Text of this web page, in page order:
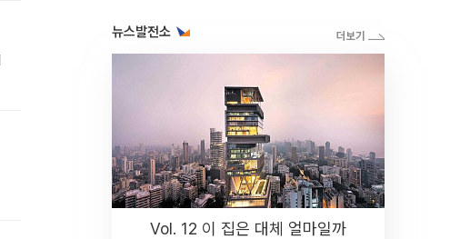
뉴스발전소
Vol. 12 이 집은 대체 얼마일까